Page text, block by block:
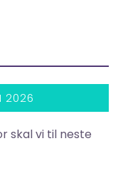
2026
skal vi til neste